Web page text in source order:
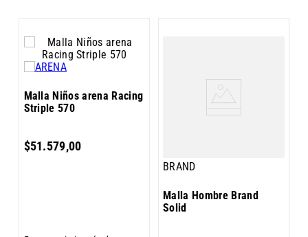
Malla Niños arena Racing
Striple 570
$51.579,00
BRAND
Malla Hombre Brand
Solid